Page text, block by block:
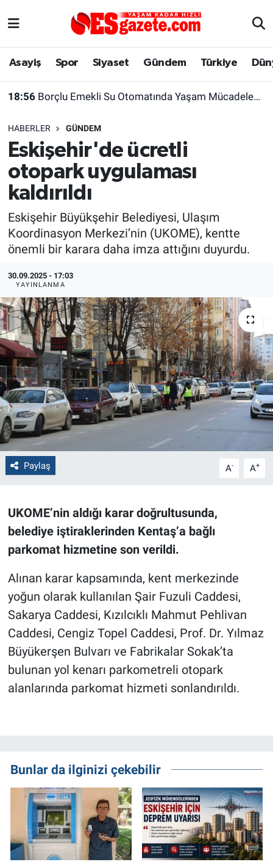
Asayiş Spor Siyaset Gündem Türkiye
18:56 Borçlu Emekli Su Otomatında Yaşam Mücadelesi Veriyor
HABERLER GÜNDEM
Eskişehir'de ücretli
otopark uygulaması
kaldırıldı
Eskişehir Büyükşehir Belediyesi, Ulaşım
Koordinasyon Merkezi’nin (UKOME), kentte
önemli bir karara daha imza attığını duyurdu.
30.09.2025 - 17:03
YAYINLANMA
Paylaş A- A+
UKOME’nin aldığı karar doğrultusunda,
belediye iştiraklerinden Kentaş’a bağlı
parkomat hizmetine son verildi.
Alınan karar kapsamında, kent merkezinde
yoğun olarak kullanılan Şair Fuzuli Caddesi,
Sakarya Caddesi, Kızılcıklı Mahmut Pehlivan
Caddesi, Cengiz Topel Caddesi, Prof. Dr. Yılmaz
Büyükerşen Bulvarı ve Fabrikalar Sokak’ta
bulunan yol kenarı parkometreli otopark
alanlarında parkomat hizmeti sonlandırıldı.
Bunlar da ilginizi çekebilir
Asayiş
Gündem
Türkiye
Dünya
Sağlık
Yaşam
Eskişehirspor Arşivi
Eskişehir Arşivi
Röportaj
Ekonomi
Politika
Bilecik
Kütahya
Gezi
Genel
Çevre
Magazin
Bilim ve Teknoloji
Eskişehir Nöbetçi Eczaneler
Süper Lig Puan Durumu ve Fikstür
Tüm Manşetler
Son Dakika Haberleri
Haber Arşivi